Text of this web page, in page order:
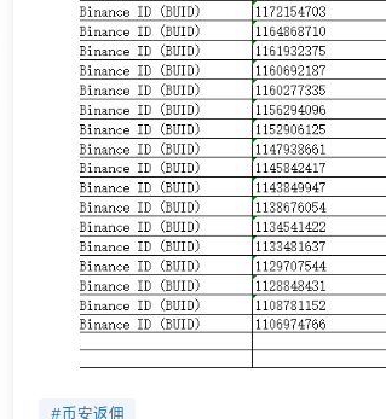
#币安返佣